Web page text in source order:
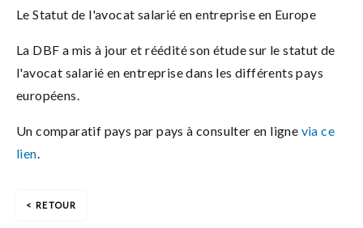
Le Statut de l'avocat salarié en entreprise en Europe
La DBF a mis à jour et réédité son étude sur le statut de
l'avocat salarié en entreprise dans les différents pays
européens.
Un comparatif pays par pays à consulter en ligne via ce
lien.
RETOUR